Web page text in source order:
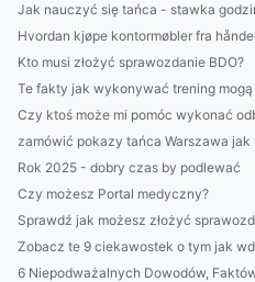
Jak nauczyć się tańca - stawka
Hvordan kjøpe kontormøbler fra
Kto musi złożyć sprawozdanie BDO?
Te fakty jak wykonywać trening
Czy ktoś może mi pomóc wykonać
zamówić pokazy tańca Warszawa jak
Rok 2025 - dobry czas by podlewać
Czy możesz Portal medyczny?
Sprawdź jak możesz złożyć
Zobacz te 9 ciekawostek o tym jak
6 Niepodważalnych Dowodów,